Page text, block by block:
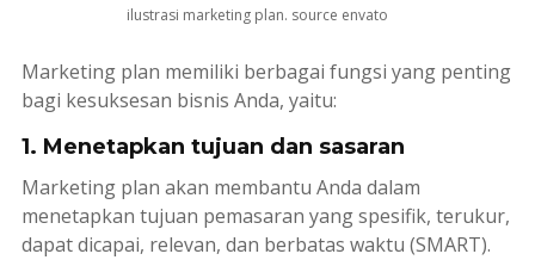
ilustrasi marketing plan. source envato
Marketing plan memiliki berbagai fungsi yang penting
bagi kesuksesan bisnis Anda, yaitu:
1. Menetapkan tujuan dan sasaran
Marketing plan akan membantu Anda dalam
menetapkan tujuan pemasaran yang spesifik, terukur,
dapat dicapai, relevan, dan berbatas waktu (SMART).